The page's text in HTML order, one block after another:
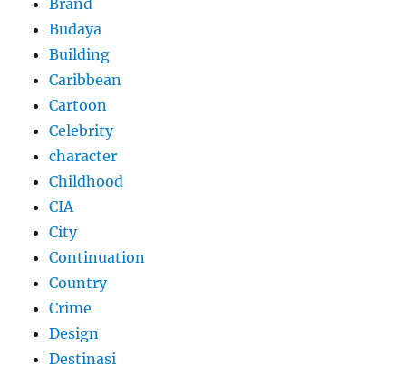
Budaya
Building
Caribbean
Cartoon
Celebrity
character
Childhood
CIA
City
Continuation
Country
Crime
Design
Destinasi